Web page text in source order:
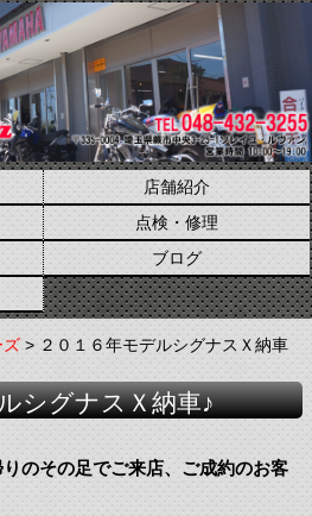
店舗紹介
点検・修理
ブログ
ズ> ２０１６年モデルシグナスＸ納車
シグナスＸ納車♪
のその足でご来店、ご成約のお客